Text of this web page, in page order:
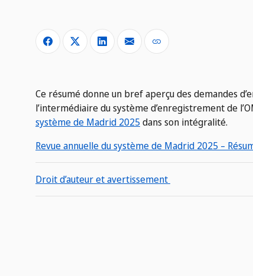
Ce résumé donne un bref aperçu des demandes
l’intermédiaire du système d’enregistrement de
système de Madrid 2025 dans son intégralité.
Revue annuelle du système de Madrid 2025 –
Droit d’auteur et avertissement